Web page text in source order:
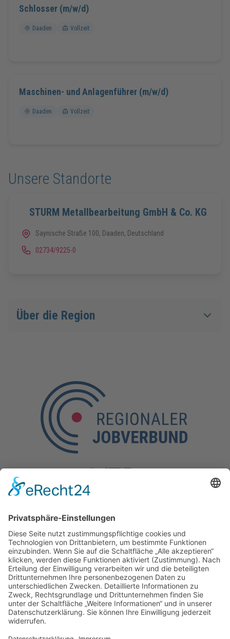
Schlosser (m/w/d)
Daaden Vollzeit
Maschinen- und Anlagenführer (m/w/d)
Daaden Vollzeit
Unsere Standorte
STURM Metallbearbeitung GmbH & Co. KG
Saynische Straße 100, Daaden, Deutschland
02734/9225-0
Über die Region
Kölner Straße 190,
57290 Neunkirchen
Tel.: 0 27 35 / 77 37-10
Mobil: 0160 / 97 26 35 52
E-Mail: info@regionaler-jobverbund.de
Sitemap